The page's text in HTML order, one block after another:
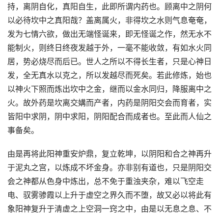
持，离阴自化，真阳自生，此即所谓内药也。顾离中之阴何
以必待坎中之真阳哉？盖离属火，非得坎之水则气息奄奄，
发为七情六欲，做出无端怪诞来，即无怪诞之作，然无水不
能制火，则终日终夜发越于外，一毫不能收敛，有如水火同
居，势必烧尽而后已。世人之所以不得长生者，只是心神日
发，全无真水以克之，所以发越尽而死矣。若此修炼，始也
以神火下照而炼出坎中之金，继而以金水同归，降服离中之
火。故外药是坎离交媾而产者，内药是阴阳交会而育者，实
皆阳中求阴，阴中求阳，阴阳配合而成者也。至此而人仙之
事备矣。
由是再将此阳神重安炉鼎，复立乾坤，以阴阳和合之神再升
于泥丸之宫，以炼成不坏金身。亦非别有道也，只是阴阳交
会之神都从色身中炼出，总不免于重浊夹杂，难以飞空走
电、驭雾骖霞以上升于虚空之界久而不堕，故又必以将此有
象阳神复升于清虚之上空洞一窍之中，由是以无息之息、不